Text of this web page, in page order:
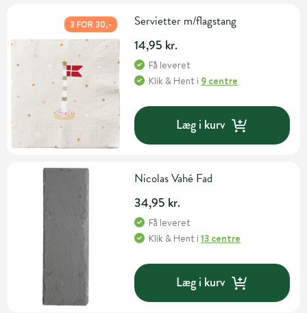
3 FOR 30,- Servietter m/flagstang
14,95 kr.
Få leveret
Klik & Hent i 9 centre
Læg i kurv
Nicolas Vahé Fad
34,95 kr.
Få leveret
Klik & Hent i13 centre
Læg i kurv